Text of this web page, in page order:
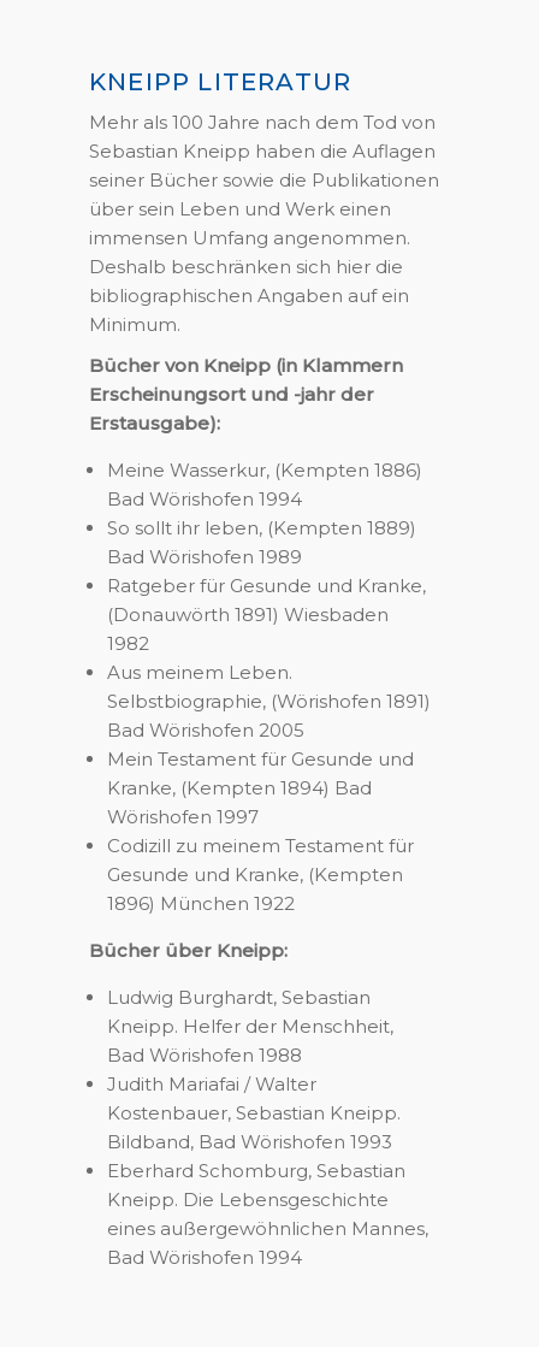
KNEIPP LITERATUR
Mehr als 100 Jahre nach dem Tod von
Sebastian Kneipp haben die Auflagen
seiner Bücher sowie die Publikationen
über sein Leben und Werk einen
immensen Umfang angenommen.
Deshalb beschränken sich hier die
bibliographischen Angaben auf ein
Minimum.
Bücher von Kneipp (in Klammern
Erscheinungsort und -jahr der
Erstausgabe):
Meine Wasserkur, (Kempten 1886)
Bad Wörishofen 1994
So sollt ihr leben, (Kempten 1889)
Bad Wörishofen 1989
Ratgeber für Gesunde und Kranke,
(Donauwörth 1891) Wiesbaden
1982
Aus meinem Leben.
Selbstbiographie, (Wörishofen 1891)
Bad Wörishofen 2005
Mein Testament für Gesunde und
Kranke, (Kempten 1894) Bad
Wörishofen 1997
Codizill zu meinem Testament für
Gesunde und Kranke, (Kempten
1896) München 1922
Bücher über Kneipp:
Ludwig Burghardt, Sebastian
Kneipp. Helfer der Menschheit,
Bad Wörishofen 1988
Judith Mariafai / Walter
Kostenbauer, Sebastian Kneipp.
Bildband, Bad Wörishofen 1993
Eberhard Schomburg, Sebastian
Kneipp. Die Lebensgeschichte
eines außergewöhnlichen Mannes,
Bad Wörishofen 1994